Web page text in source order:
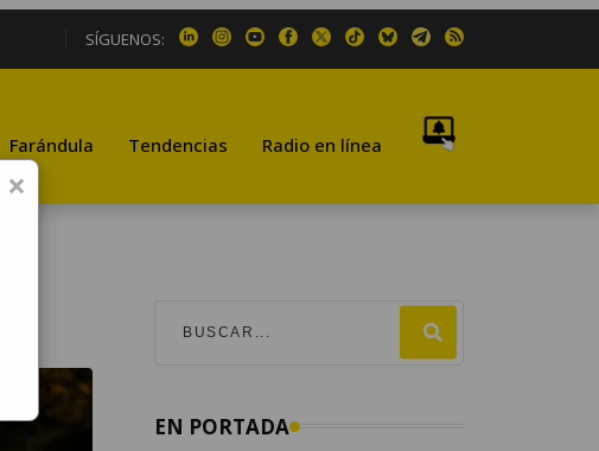
SÍGUENOS:
Farándula Tendencias Radio en línea
EN PORTADA
×